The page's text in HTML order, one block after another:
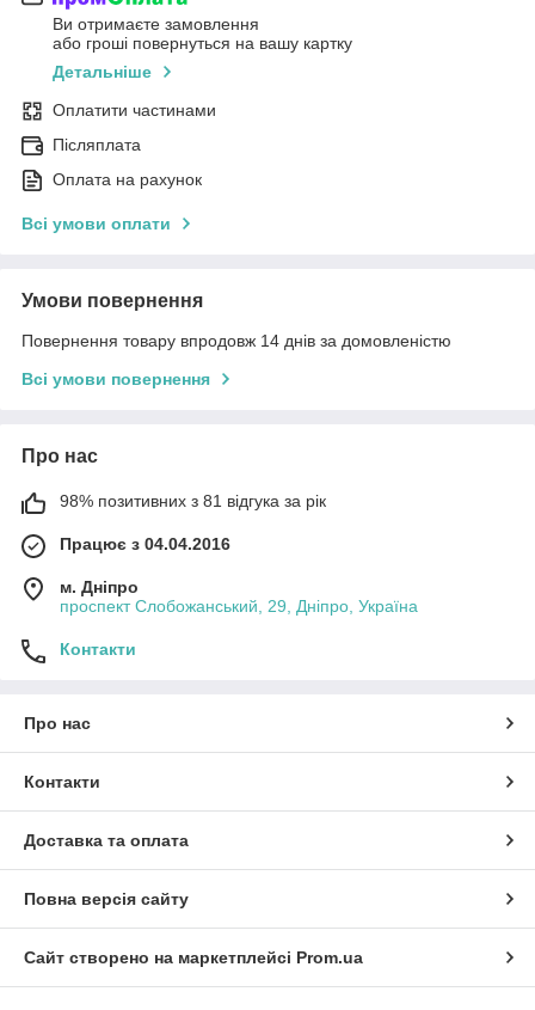
Ви отримаєте замовлення
або гроші повернуться на вашу картку
Детальніше
Оплатити частинами
Післяплата
Оплата на рахунок
Всі умови оплати
Умови повернення
Повернення товару впродовж 14 днів за домовленістю
Всі умови повернення
Про нас
98% позитивних з 81 відгука за рік
Працює з 04.04.2016
м. Дніпро
проспект Слобожанський, 29, Дніпро, Україна
Контакти
Про нас
Контакти
Доставка та оплата
Повна версія сайту
Сайт створено на маркетплейсі Prom.ua